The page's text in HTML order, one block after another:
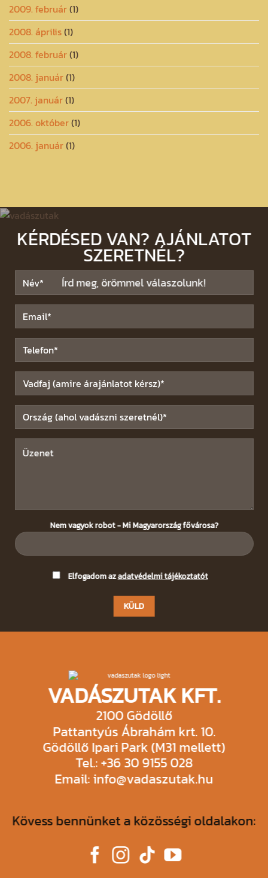
2009. február(1)
2008. április(1)
2008. február(1)
2008. január(1)
2007. január(1)
2006. október(1)
2006. január(1)
KÉRDÉSED VAN? AJÁNLATOT
SZERETNÉL?
Írd meg, örömmel válaszolunk!
Nem vagyok robot - Mi Magyarország fővárosa?
Elfogadom azadatvédelmi tájékoztatót
VADÁSZUTAK KFT.
2100 Gödöllő
Pattantyús Ábrahám krt. 10.
Gödöllő Ipari Park (M31 mellett)
Tel.: +36 30 9155 028
Email: info@vadaszutak.hu
Kövess bennünket a közösségi oldalakon: